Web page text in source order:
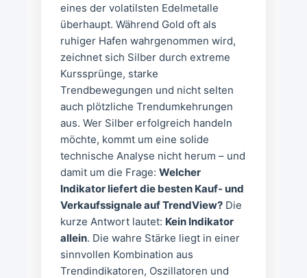
eines der volatilsten Edelmetalle
überhaupt. Während Gold oft als
ruhiger Hafen wahrgenommen wird,
zeichnet sich Silber durch extreme
Kurssprünge, starke
Trendbewegungen und nicht selten
auch plötzliche Trendumkehrungen
aus. Wer Silber erfolgreich handeln
möchte, kommt um eine solide
technische Analyse nicht herum – und
damit um die Frage: Welcher
Indikator liefert die besten Kauf- und
Verkaufssignale auf TrendView? Die
kurze Antwort lautet: Kein Indikator
allein. Die wahre Stärke liegt in einer
sinnvollen Kombination aus
Trendindikatoren, Oszillatoren und